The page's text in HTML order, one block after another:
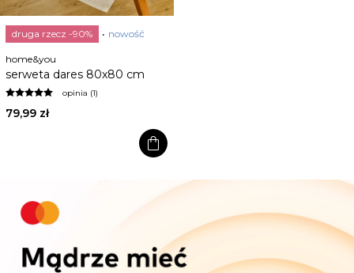
druga rzecz -90% nowość
home&you
serweta dares 80x80 cm
opinia (1)
79,99 zł
shopping_bag